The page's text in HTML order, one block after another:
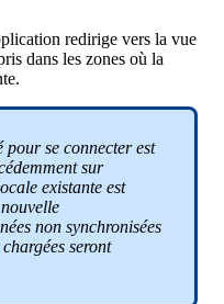
redirige vers la vue
dans les zones où la
.
pour se connecter est
édemment sur
existante est
nouvelle
ées non synchronisées
chargées seront